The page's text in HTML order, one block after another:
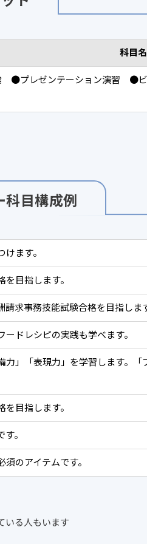
科目名
●プレゼンテーション演習 ●
目構成例
ます。
目指します。
求事務技能試験合格を目指しま
ドレシピの実践も学べます。
力」「表現力」を学習します。
目指します。
。
のアイテムです。
いる人もいます